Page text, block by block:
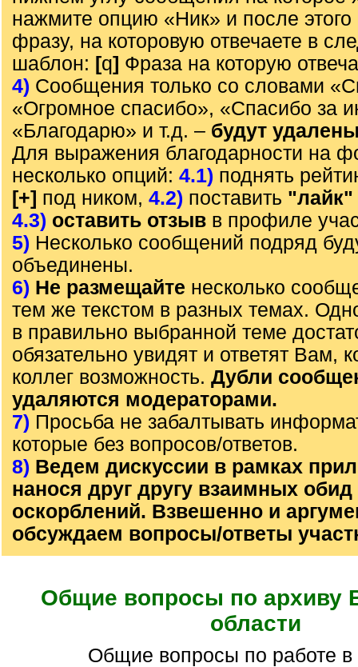
нажмите опцию «Ник» и после этого
фразу, на которовую отвечаете в
шаблон: [q] Фраза на которую
4) Сообщения только со словами
«Огромное спасибо», «Спасибо за
«Благодарю» и т.д. – будут
Для выражения благодарности на
несколько опций: 4.1) поднять
[+] под ником, 4.2) поставить "лайк"
4.3) оставить отзыв в профиле
5) Несколько сообщений подряд
объединены.
6) Не размещайте несколько
тем же текстом в разных темах.
в правильно выбранной теме
обязательно увидят и ответят Вам,
коллег возможность. Дубли
удаляются модераторами.
7) Просьба не забалтывать
которые без вопросов/ответов.
8) Ведем дискуссии в рамках
нанося друг другу взаимных обид
оскорблений. Взвешенно и
обсуждаем вопросы/ответы
Общие вопросы по архиву
области
общие вопросы по работе